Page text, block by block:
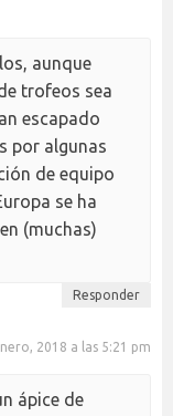
aunque
trofeos sea
escapado
por algunas
de equipo
se ha
(muchas)
Responder
2018 a las 5:21 pm
ápice de